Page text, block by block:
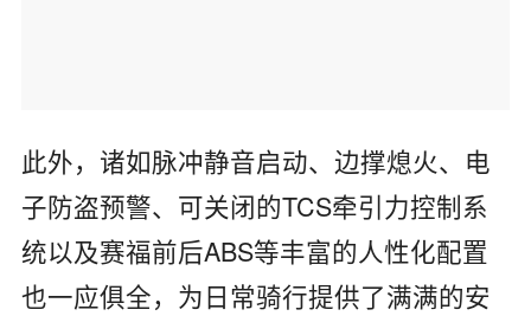
此外，诸如脉冲静音启动、边撑熄火、电
子防盗预警、可关闭的TCS牵引力控制系
统以及赛福前后ABS等丰富的人性化配置
也一应俱全，为日常骑行提供了满满的安